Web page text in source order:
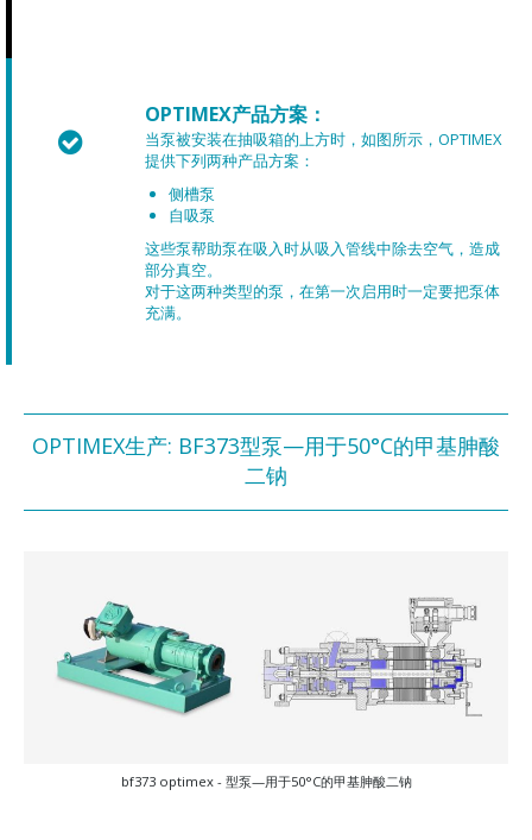
OPTIMEX产品方案：
当泵被安装在抽吸箱的上方时，如图所示，OPTIMEX
提供下列两种产品方案：
侧槽泵
自吸泵
这些泵帮助泵在吸入时从吸入管线中除去空气，造成
部分真空。
对于这两种类型的泵，在第一次启用时一定要把泵体
充满。
OPTIMEX生产: BF373型泵—用于50°C的甲基胂酸
二钠
bf373 optimex - 型泵—用于50°C的甲基胂酸二钠